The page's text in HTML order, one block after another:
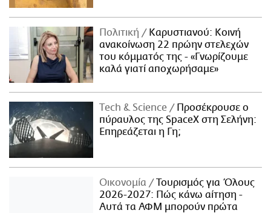
Πολιτική
Καρυστιανού: Κοινή
ανακοίνωση 22 πρώην στελεχών
του κόμματός της - «Γνωρίζουμε
καλά γιατί αποχωρήσαμε»
Τech & Science
Προσέκρουσε ο
πύραυλος της SpaceX στη Σελήνη:
Επηρεάζεται η Γη;
Οικονομία
Τουρισμός για Όλους
2026-2027: Πώς κάνω αίτηση -
Αυτά τα ΑΦΜ μπορούν πρώτα